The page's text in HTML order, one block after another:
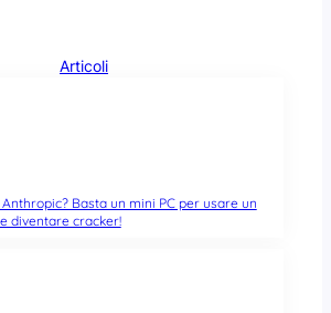
Articoli
Anthropic? Basta un mini PC per usare un
diventare cracker!